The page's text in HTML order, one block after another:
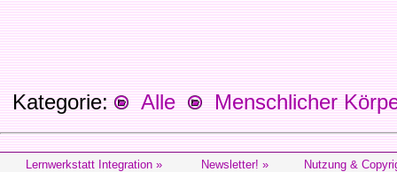
Kategorie: Alle Menschlicher
Lernwerkstatt Integration » Newsletter! » Nutzung &